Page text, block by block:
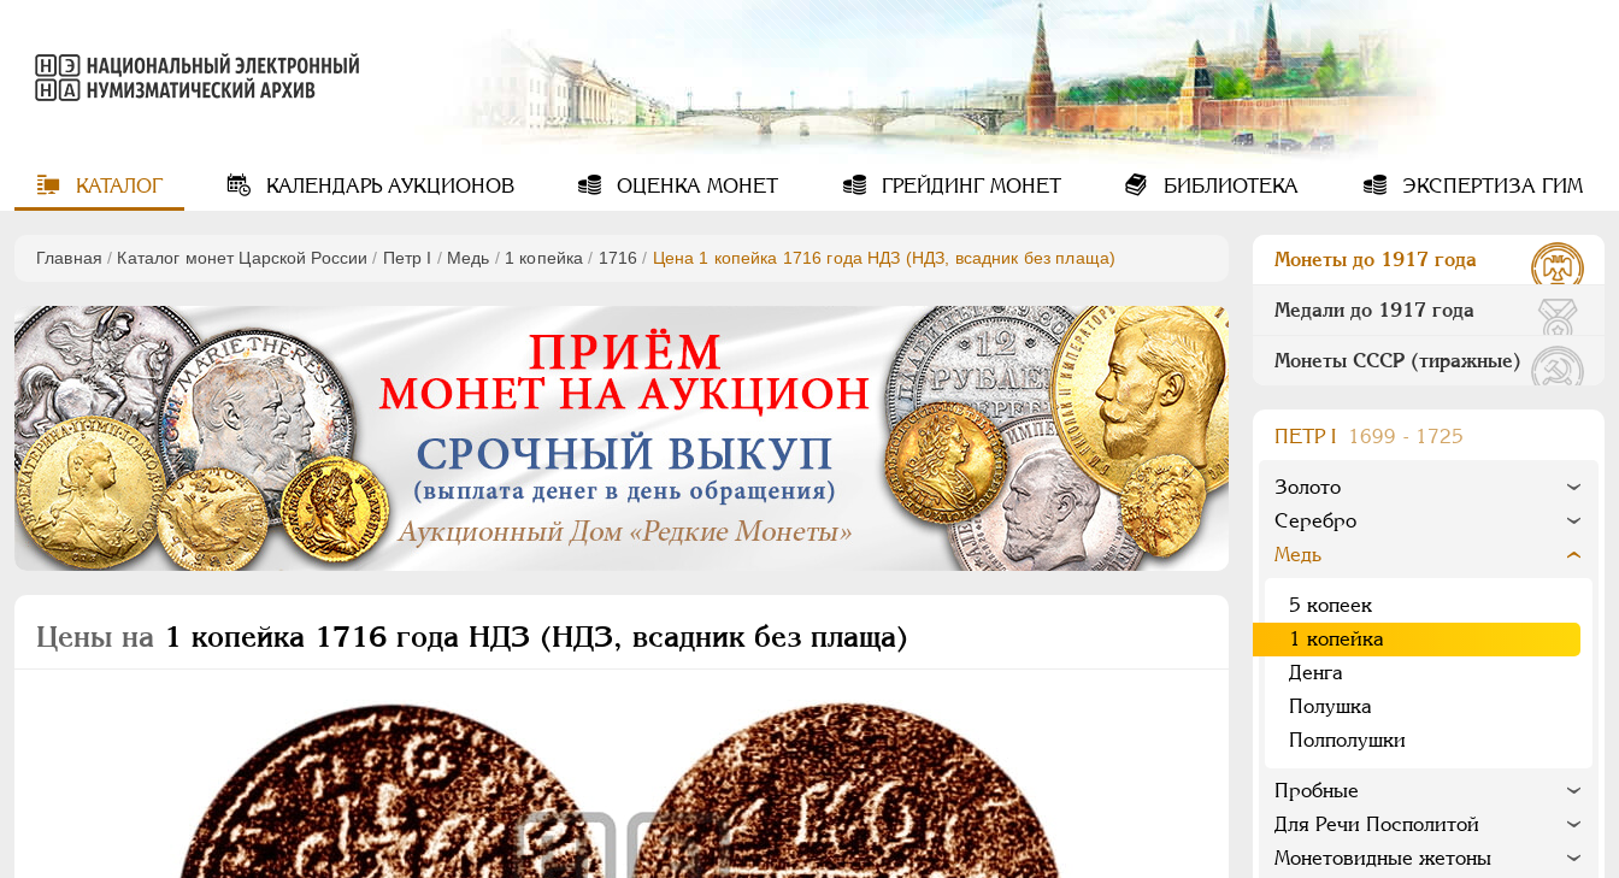
КАТАЛОГ КАЛЕНДАРЬАУКЦИОНОВ ОЦЕНКА МОНЕТ ГРЕЙДИНГМОНЕТ БИБЛИОТЕКА ЭКСПЕРТИЗА ГИМ
Главная / Каталог монет Царской России / Пeтр I / Медь / 1 копейка / 1716 / Цена 1 копейка 1716 года НДЗ (НДЗ, всадник без плаща)
Цены на 1 копейка 1716 года НДЗ (НДЗ, всадник без плаща)
Монеты до 1917 года
Медали до 1917 года
Монеты СССР (тиражные)
ПEТР I 1699 - 1725
Золото
Серебро
Медь
5 копеек
1 копейка
Денга
Полушка
Полполушки
Пробные
Для Речи Посполитой
Монетовидные жетоны